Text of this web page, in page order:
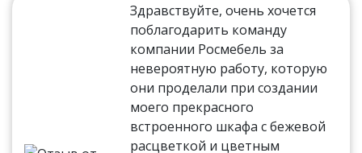
Здравствуйте, очень хочется
поблагодарить команду
компании Росмебель за
невероятную работу, которую
они проделали при создании
моего прекрасного
встроенного шкафа с бежевой
расцветкой и цветным